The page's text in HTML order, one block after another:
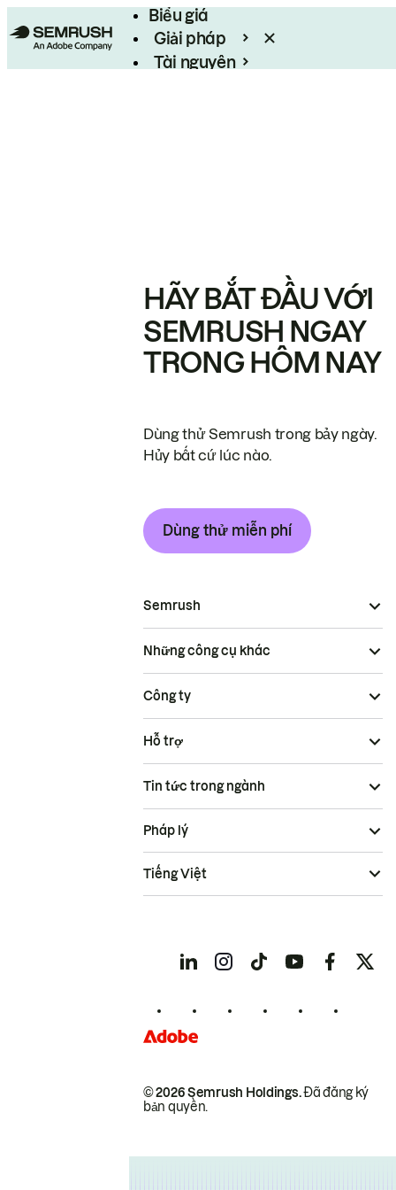
Biểu giá
Giải pháp
Tài nguyên
HÃY BẮT ĐẦU VỚI
SEMRUSH NGAY
TRONG HÔM NAY
Dùng thử Semrush trong bảy ngày.
Hủy bất cứ lúc nào.
Dùng thử miễn phí
Semrush
Những công cụ khác
Công ty
Hỗ trợ
Tin tức trong ngành
© 2026 Semrush Holdings.Đã đăng ký
bản quyền.
Pháp lý
Tiếng Việt